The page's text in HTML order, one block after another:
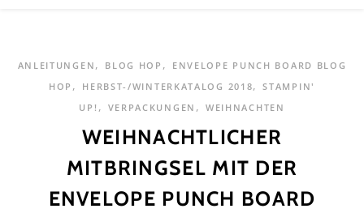
ANLEITUNGEN , BLOG HOP ,
ENVELOPE PUNCH BOARD BLOG
HOP , HERBST-/WINTERKATALOG 2018,STAMPIN'
UP! , VERPACKUNGEN , WEIHNACHTEN
WEIHNACHTLICHER
MITBRINGSEL MIT DER
ENVELOPE PUNCH BOARD